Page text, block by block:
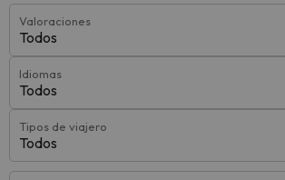
Valoraciones
Todos
Idiomas
Todos
Tipos de viajero
Todos